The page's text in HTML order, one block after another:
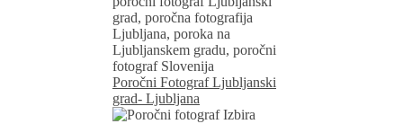
Poročni Fotograf Ljubljanski
grad- Ljubljana